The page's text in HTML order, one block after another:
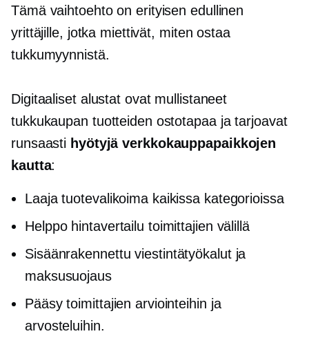
Tämä vaihtoehto on erityisen edullinen
yrittäjille, jotka miettivät, miten ostaa
tukkumyynnistä.
Digitaaliset alustat ovat mullistaneet
tukkukaupan tuotteiden ostotapaa ja tarjoavat
runsaasti hyötyjä verkkokauppapaikkojen
kautta:
Laaja tuotevalikoima kaikissa kategorioissa
Helppo hintavertailu toimittajien välillä
Sisäänrakennettu viestintätyökalut ja
maksusuojaus
Pääsy toimittajien arviointeihin ja
arvosteluihin.